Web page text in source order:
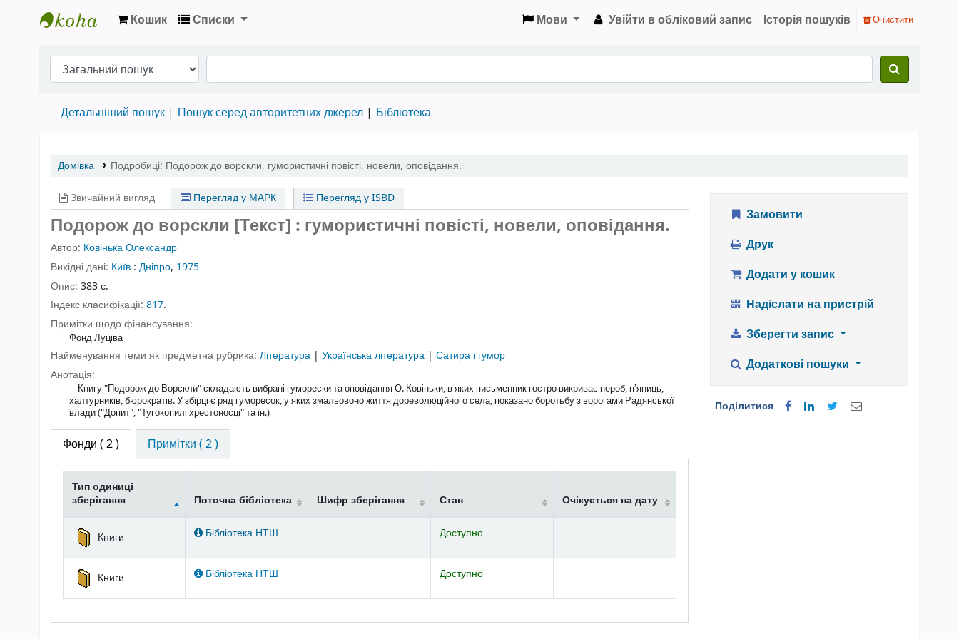
Кошик Списки Мови Увійти в обліковий запис Історія пошуків Очистити
Детальніший пошук Пошук серед авторитетних джерел Бібліотека
Домівка Подробиці: Подорож до ворскли, гумористичні повісті, новели, оповідання.
Звичайний вигляд Перегляд у МАРК Перегляд у ISBD
Подорож до ворскли [Текст] : гумористичні повісті, новели, оповідання.
Автор: Ковінька Олександр
Вихідні дані: Київ : Дніпро, 1975
Опис: 383 с.
Індекс класифікації: 817.
Примітки щодо фінансування:
Фонд Луціва
Найменування теми як предметна рубрика: Література | Українська література | Сатира і гумор
Анотація:
Книгу "Подорож до Ворскли" складають вибрані гуморески та оповідання О. Ковіньки, в яких письменник гостро викриває нероб, пʼяниць,
халтурників, бюрократів. У збірці є ряд гуморесок, у яких змальовоно життя дореволюційного села, показано боротьбу з ворогами Радянської
влади ("Допит", "Тугокопилі хрестоносці" та ін.)
Фонди ( 2 ) Примітки ( 2 )
Тип одиниці
зберігання
Поточна бібліотека Шифр зберігання Стан Очікується на дату
Книги Бібліотека НТШ Доступно
Книги Бібліотека НТШ Доступно
Замовити
Друк
Додати у кошик
Надіслати на пристрій
Зберегти запис
Додаткові пошуки
Поділитися